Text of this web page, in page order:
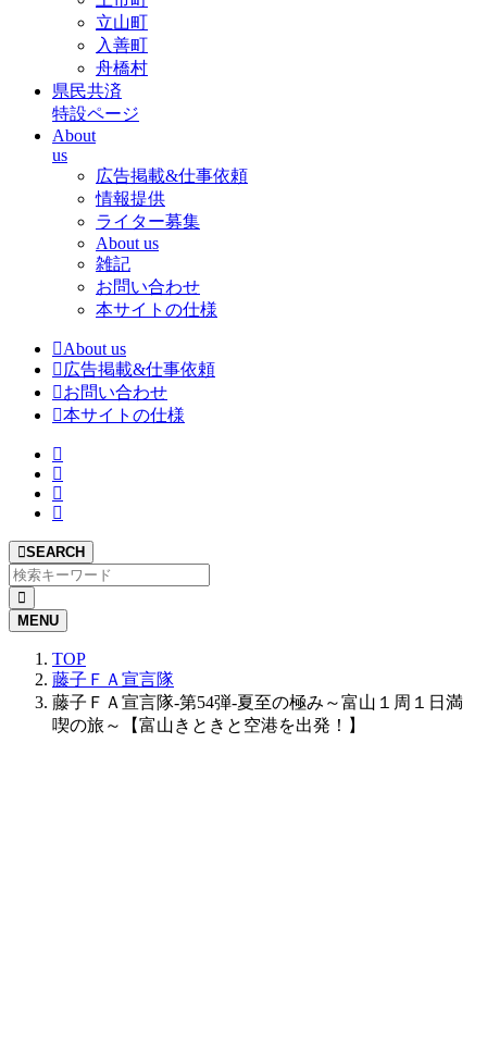
立山町
入善町
舟橋村
県民共済
特設ページ
About
us
広告掲載&仕事依頼
情報提供
ライター募集
About us
雑記
お問い合わせ
本サイトの仕様
About us
広告掲載&仕事依頼
お問い合わせ
本サイトの仕様
SEARCH
MENU
TOP
藤子ＦＡ宣言隊
藤子ＦＡ宣言隊-第54弾-夏至の極み～富山１周１日満
喫の旅～【富山きときと空港を出発！】